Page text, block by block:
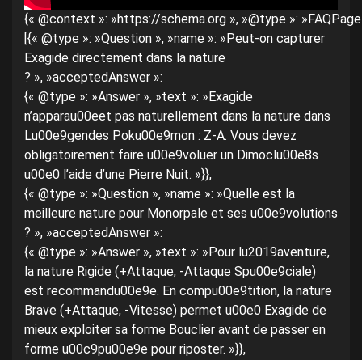
{« @context »: »https://schema.org », »@type »:
[{« @type »: »Question », »name »: »Peut-on capturer
Exagide directement dans la nature
? », »acceptedAnswer »:
{« @type »: »Answer », »text »: »Exagide
n’apparau00eet pas naturellement dans la nature dans
Lu00e9gendes Poku00e9mon : Z-A. Vous devez
obligatoirement faire u00e9voluer un Dimoclu00e8s
u00e0 l’aide d’une Pierre Nuit. »}},
{« @type »: »Question », »name »: »Quelle est la
meilleure nature pour Monorpale et ses u00e9volutions
? », »acceptedAnswer »:
{« @type »: »Answer », »text »: »Pour lu2019aventure,
la nature Rigide (+Attaque, -Attaque Spu00e9ciale)
est recommandu00e9e. En compu00e9tition, la nature
Brave (+Attaque, -Vitesse) permet u00e0 Exagide de
mieux exploiter sa forme Bouclier avant de passer en
forme u00c9pu00e9e pour riposter. »}},